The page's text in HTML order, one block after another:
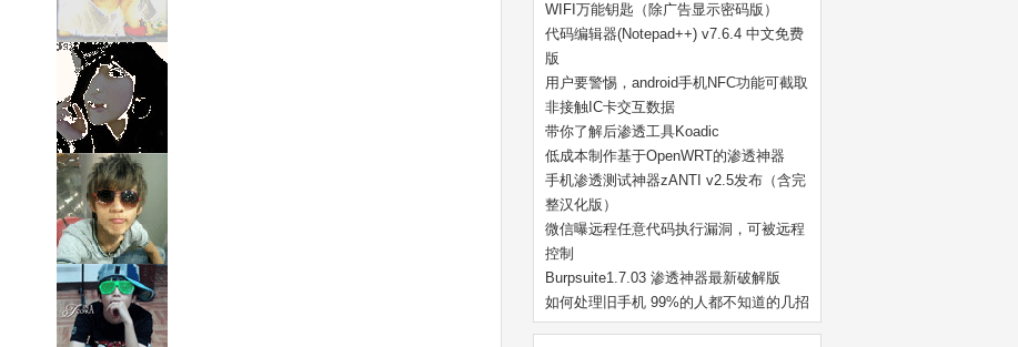
WIFI万能钥匙（除广告显示密码版）
代码编辑器(Notepad++) v7.6.4 中文免费
版
用户要警惕，android手机NFC功能可截取
非接触IC卡交互数据
带你了解后渗透工具Koadic
低成本制作基于OpenWRT的渗透神器
手机渗透测试神器zANTI v2.5发布（含完
整汉化版）
微信曝远程任意代码执行漏洞，可被远程
控制
Burpsuite1.7.03 渗透神器最新破解版
如何处理旧手机 99%的人都不知道的几招